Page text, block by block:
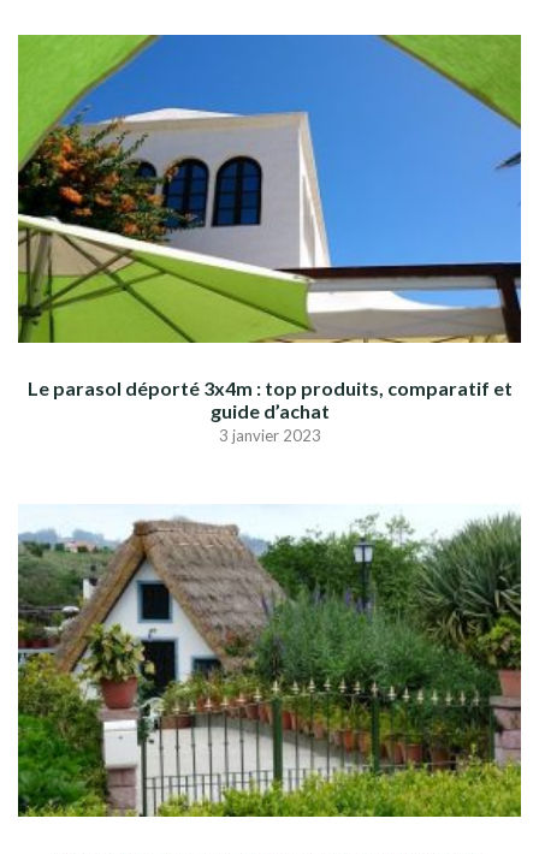
Le parasol déporté 3x4m : top produits, comparatif et
guide d’achat
3 janvier 2023